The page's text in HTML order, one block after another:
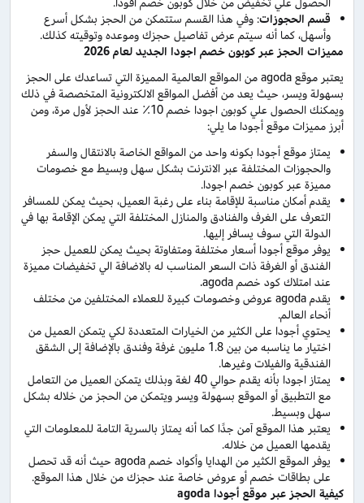
قسم الحجوزات: وفي هذا القسم ستتمكن من الحجز بشكل أسرع
وأسهل، كما أنه سيتم عرض تفاصيل حجزك وموعده وتوقيته كذلك.
مميزات الحجز عبر كوبون خصم اجودا الجديد لعام 2026
يعتبر موقع agoda من المواقع العالمية المميزة التي تساعدك على الحجز
بسهولة ويسر، حيث يعد من أفضل المواقع الالكترونية المتخصصة في ذلك
ويمكنك الحصول علي كوبون اجودا خصم 10٪ عند الحجز لأول مرة، ومن
أبرز مميزات موقع أجودا ما يلي:
يمتاز موقع أجودا بكونه واحد من المواقع الخاصة بالانتقال والسفر
والحجوزات المختلفة عبر الانترنت بشكل سهل وبسيط مع خصومات
مميزة عبر كوبون خصم اجودا.
يقدم أمكان مناسبة للإقامة بناء على رغبة العميل، بحيث يمكن للمسافر
التعرف على الغرف والفنادق والمنازل المختلفة التي يمكن الإقامة بها في
الدولة التي سوف يسافر إليها.
يوفر موقع أجودا أسعار مختلفة ومتفاوتة بحيث يمكن للعميل حجز
الفندق أو الغرفة ذات السعر المناسب له بالاضافة الي تخفيضات مميزة
عند امتلاك كود خصم agoda.
يقدم agoda عروض وخصومات كبيرة للعملاء المختلفين من مختلف
أنحاء العالم.
يحتوي أجودا على الكثير من الخيارات المتعددة لكي يتمكن العميل من
اختيار ما يناسبه من بين 1.8 مليون غرفة وفندق بالإضافة إلى الشقق
الفندقية والفيلات وغيرها.
يمتاز اجودا بأنه يقدم حوالي 40 لغة وبذلك يتمكن العميل من التعامل
مع التطبيق أو الموقع بسهولة ويسر ويتمكن من الحجز من خلاله بشكل
سهل وبسيط.
يعتبر هذا الموقع آمن جدًا كما أنه يمتاز بالسرية التامة للمعلومات التي
يقدمها العميل من خلاله.
يوفر الموقع الكثير من الهدايا وأكواد خصم agoda حيث أنه قد تحصل
على بطاقات خصم أو عروض خاصة عند حجزك من خلال هذا الموقع.
كيفية الحجز عبر موقع أجودا agoda